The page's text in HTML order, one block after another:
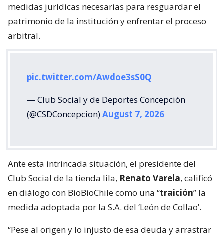
medidas jurídicas necesarias para resguardar el
patrimonio de la institución y enfrentar el proceso
arbitral.
pic.twitter.com/Awdoe3sS0Q
— Club Social y de Deportes Concepción
(@CSDConcepcion)August 7, 2026
Ante esta intrincada situación, el presidente del
Club Social de la tienda lila, Renato Varela, calificó
en diálogo con BioBioChile como una “traición” la
medida adoptada por la S.A. del ‘León de Collao’.
“Pese al origen y lo injusto de esa deuda y arrastrar